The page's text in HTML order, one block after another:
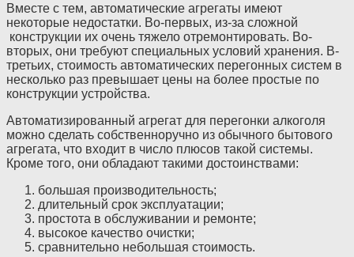
Вместе с тем, автоматические агрегаты имеют
некоторые недостатки. Во-первых, из-за сложной
конструкции их очень тяжело отремонтировать. Во-
вторых, они требуют специальных условий хранения. В-
третьих, стоимость автоматических перегонных систем в
несколько раз превышает цены на более простые по
конструкции устройства.
Автоматизированный агрегат для перегонки алкоголя
можно сделать собственноручно из обычного бытового
агрегата, что входит в число плюсов такой системы.
Кроме того, они обладают такими достоинствами:
большая производительность;
длительный срок эксплуатации;
простота в обслуживании и ремонте;
высокое качество очистки;
сравнительно небольшая стоимость.